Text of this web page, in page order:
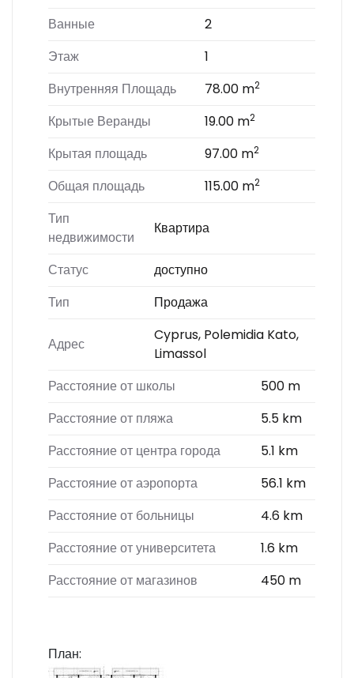
Ванные
2
Этаж
1
Внутренняя Площадь
78.00 m2
Крытые Веранды 19.00 m2
Крытая площадь 97.00 m2
Общая площадь 115.00 m2
Тип
недвижимости
Квартира
Статус
доступно
Тип
Продажа
Адрес
Cyprus, Polemidia Kato,
Limassol
Расстояние от школы
500 m
Расстояние от пляжа
5.5 km
Расстояние от центра города
5.1 km
Расстояние от аэропорта
56.1 km
Расстояние от больницы
4.6 km
Расстояние от университета
1.6 km
Расстояние от магазинов
450 m
План: